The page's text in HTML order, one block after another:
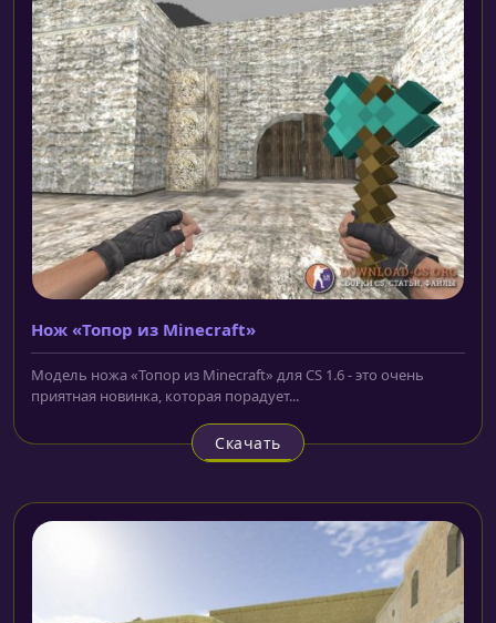
Нож «Топор из Minecraft»
Модель ножа «Топор из Minecraft» для CS 1.6 - это очень
приятная новинка, которая порадует...
Скачать